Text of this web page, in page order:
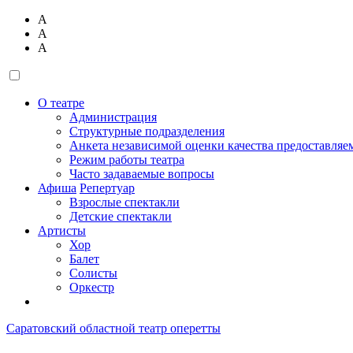
А
А
А
О театре
Администрация
Структурные подразделения
Анкета независимой оценки качества
Режим работы театра
Часто задаваемые вопросы
Афиша Репертуар
Взрослые спектакли
Детские спектакли
Артисты
Хор
Балет
Солисты
Оркестр
Саратовский областной театр оперетты